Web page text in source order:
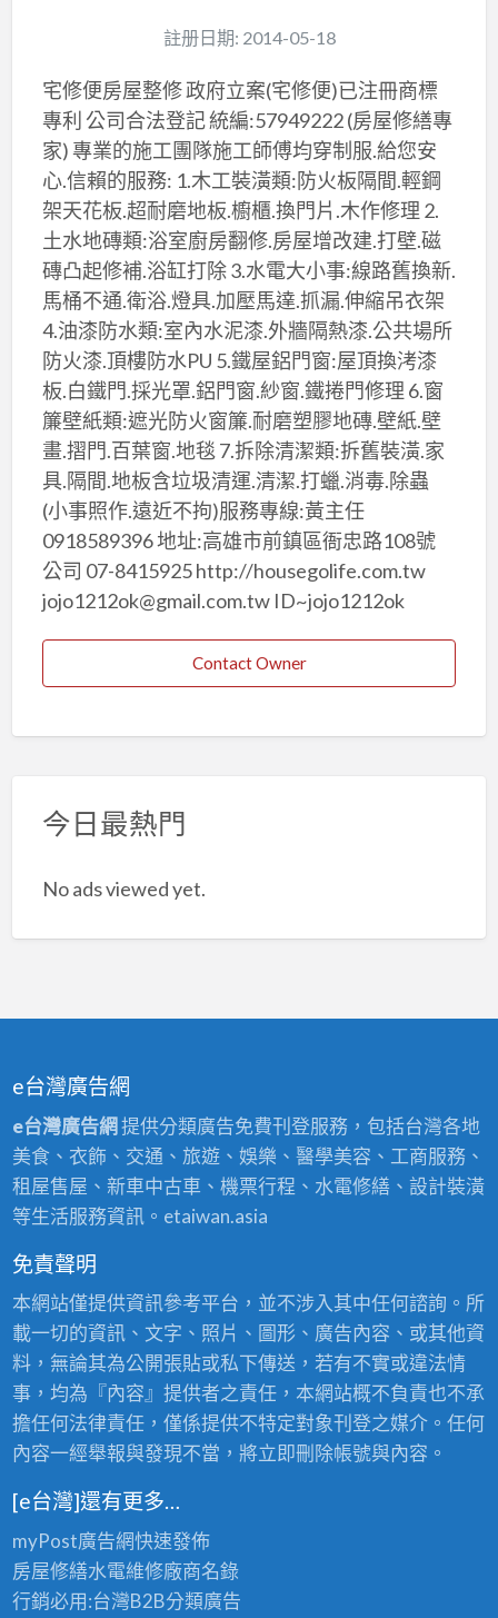
註册日期: 2014-05-18
宅修便房屋整修 政府立案(宅修便)已注冊商標
專利 公司合法登記 統編:57949222 (房屋修繕專
家) 專業的施工團隊施工師傅均穿制服.給您安
心.信賴的服務: 1.木工裝潢類:防火板隔間.輕鋼
架天花板.超耐磨地板.櫥櫃.換門片.木作修理 2.
土水地磚類:浴室廚房翻修.房屋增改建.打壁.磁
磚凸起修補.浴缸打除 3.水電大小事:線路舊換新.
馬桶不通.衛浴.燈具.加壓馬達.抓漏.伸縮吊衣架
4.油漆防水類:室內水泥漆.外牆隔熱漆.公共場所
防火漆.頂樓防水PU 5.鐵屋鋁門窗:屋頂換洘漆
板.白鐵門.採光罩.鋁門窗.紗窗.鐵捲門修理 6.窗
簾壁紙類:遮光防火窗簾.耐磨塑膠地磚.壁紙.壁
畫.摺門.百葉窗.地毯 7.拆除清潔類:拆舊裝潢.家
具.隔間.地板含垃圾清運.清潔.打蠟.消毒.除蟲
(小事照作.遠近不拘)服務專線:黃主任
0918589396 地址:高雄市前鎮區衙忠路108號
公司 07-8415925 http://housegolife.com.tw
jojo1212ok@gmail.com.tw ID~jojo1212ok
Contact Owner
今日最熱門
No ads viewed yet.
e台灣廣告網
e台灣廣告網提供分類廣告免費刊登服務，包括台灣各地
美食、衣飾、交通、旅遊、娛樂、醫學美容、工商服務、
租屋售屋、新車中古車、機票行程、水電修繕、設計裝潢
等生活服務資訊。etaiwan.asia
免責聲明
本網站僅提供資訊參考平台，並不涉入其中任何諮詢。所
載一切的資訊、文字、照片、圖形、廣告內容、或其他資
料，無論其為公開張貼或私下傳送，若有不實或違法情
事，均為『內容』提供者之責任，本網站概不負責也不承
擔任何法律責任，僅係提供不特定對象刊登之媒介。任何
內容一經舉報與發現不當，將立即刪除帳號與內容。
[e台灣]還有更多…
myPost廣告網快速發佈
房屋修繕水電維修廠商名錄
行銷必用:台灣B2B分類廣告